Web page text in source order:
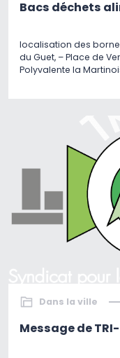
Bacs déchets
localisation des
du Guet, – Place de
Polyvalente la
Dans la ville
Message de